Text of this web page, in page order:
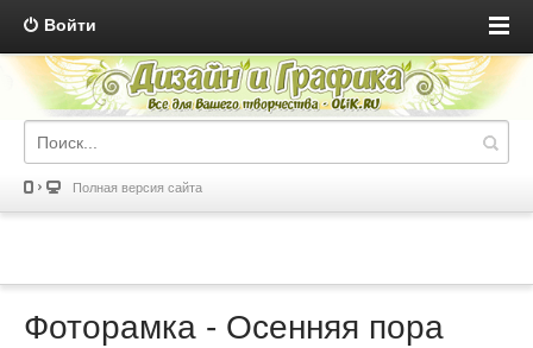
Войти
Полная версия сайта
Фоторамка - Осенняя пора